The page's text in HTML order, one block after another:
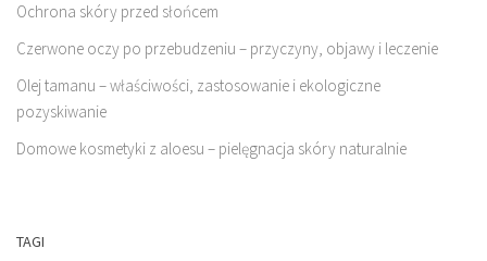
Ochrona skóry przed słońcem
Czerwone oczy po przebudzeniu – przyczyny, objawy i leczenie
Olej tamanu – właściwości, zastosowanie i ekologiczne
pozyskiwanie
Domowe kosmetyki z aloesu – pielęgnacja skóry naturalnie
TAGI